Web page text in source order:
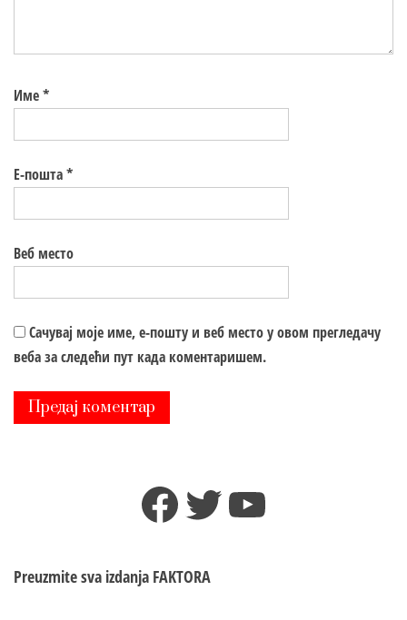
Име*
Е-пошта*
Веб место
Сачувај моје име, е-пошту и веб место у овом прегледачу
веба за следећи пут када коментаришем.
Facebook
TwitterYouTube
Preuzmite sva izdanja FAKTORA